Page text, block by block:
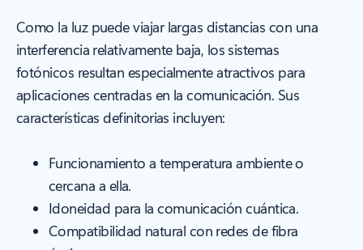
Como la luz puede viajar largas distancias con una
interferencia relativamente baja, los sistemas
fotónicos resultan especialmente atractivos para
aplicaciones centradas en la comunicación. Sus
características definitorias incluyen:
Funcionamiento a temperatura ambiente o
cercana a ella.
Idoneidad para la comunicación cuántica.
Compatibilidad natural con redes de fibra